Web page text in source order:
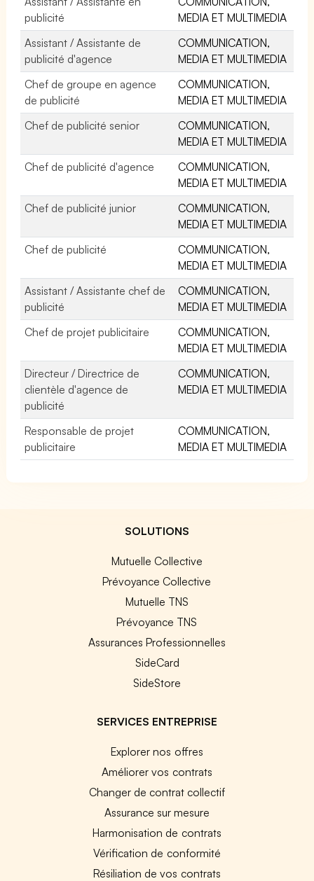
publicité
MEDIA ET MULTIMEDIA
Assistant / Assistante de
publicité d'agence
COMMUNICATION,
MEDIA ET MULTIMEDIA
Chef de groupe en agence
de publicité
COMMUNICATION,
MEDIA ET MULTIMEDIA
Chef de publicité senior
COMMUNICATION,
MEDIA ET MULTIMEDIA
Chef de publicité d'agence
COMMUNICATION,
MEDIA ET MULTIMEDIA
Chef de publicité junior
COMMUNICATION,
MEDIA ET MULTIMEDIA
Chef de publicité
COMMUNICATION,
MEDIA ET MULTIMEDIA
Assistant / Assistante chef de
publicité
COMMUNICATION,
MEDIA ET MULTIMEDIA
Chef de projet publicitaire
COMMUNICATION,
MEDIA ET MULTIMEDIA
Directeur / Directrice de
clientèle d'agence de
publicité
COMMUNICATION,
MEDIA ET MULTIMEDIA
Responsable de projet
publicitaire
COMMUNICATION,
MEDIA ET MULTIMEDIA
SOLUTIONS
Mutuelle Collective
Prévoyance Collective
Mutuelle TNS
Prévoyance TNS
Assurances Professionnelles
SideCard
SideStore
SERVICES ENTREPRISE
Explorer nos offres
Améliorer vos contrats
Changer de contrat collectif
Assurance sur mesure
Harmonisation de contrats
Vérification de conformité
Résiliation de vos contrats